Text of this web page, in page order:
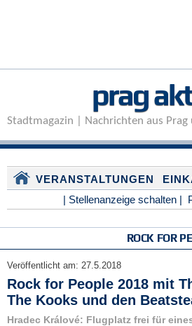
prag
Stadtmagazin | Nachrichten aus Prag
VERANSTALTUNGEN
| Stellenanzeige schalten |
ROCK FOR
Veröffentlicht am: 27.5.2018
Rock for People 2018 mit
The Kooks und den
Hradec Králové: Flugplatz frei für